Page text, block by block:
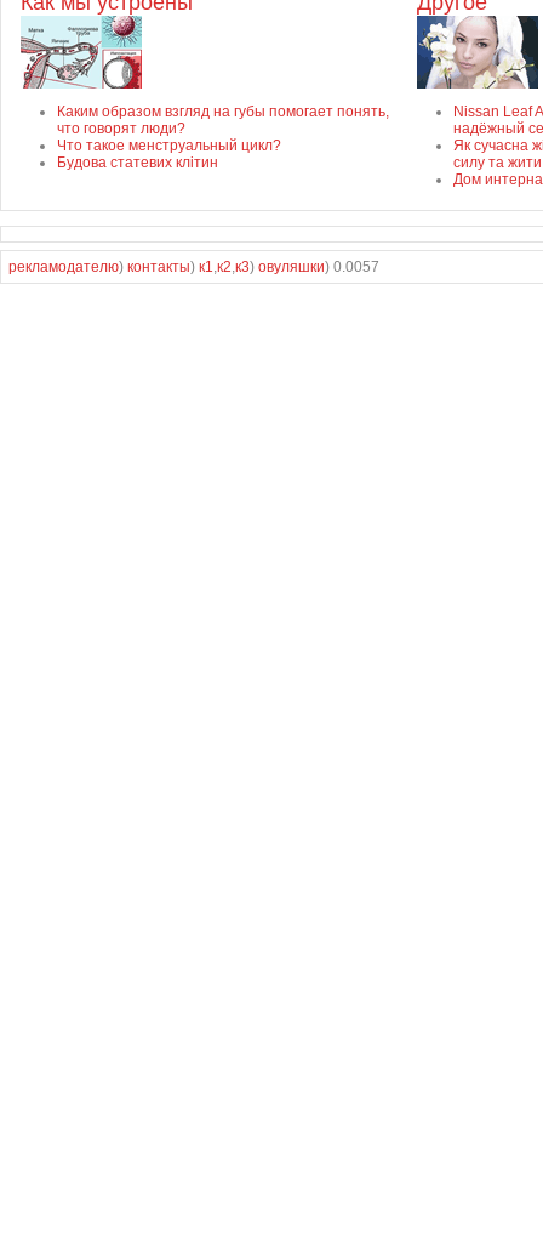
Каким образом взгляд на губы помогает понять,
что говорят люди?
Что такое менструальный цикл?
Будова статевих клітин
Nissan Leaf
надёжный
Як сучасна
силу та жити
Дом
рекламодателю) контакты) к1,к2,к3) овуляшки) 0.0057